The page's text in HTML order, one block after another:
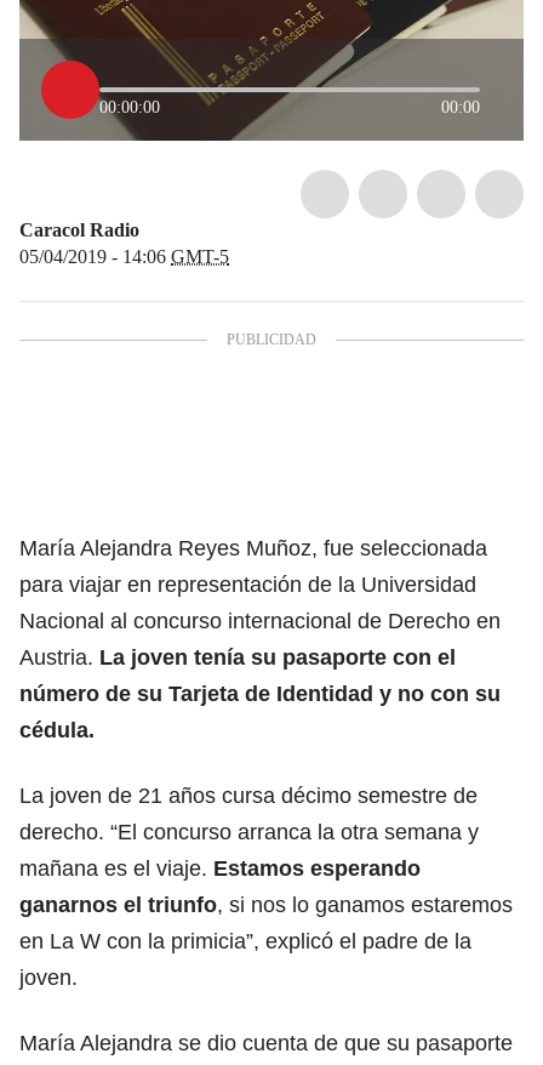
00:00:00 00:00
Caracol Radio
05/04/2019 - 14:06 GMT-5
María Alejandra Reyes Muñoz, fue seleccionada
para viajar en representación de la Universidad
Nacional al concurso internacional de Derecho en
Austria. La joven tenía su pasaporte con el
número de su Tarjeta de Identidad y no con su
cédula.
La joven de 21 años cursa décimo semestre de
derecho. “El concurso arranca la otra semana y
mañana es el viaje. Estamos esperando
ganarnos el triunfo, si nos lo ganamos estaremos
en La W con la primicia”, explicó el padre de la
joven.
María Alejandra se dio cuenta de que su pasaporte